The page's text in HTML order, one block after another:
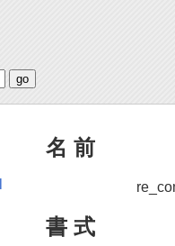
名 前
書 式